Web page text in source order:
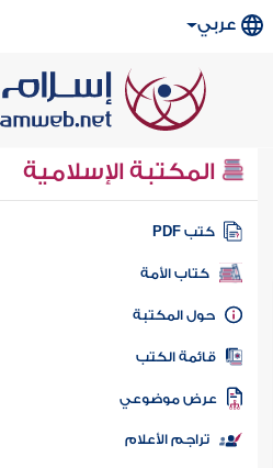
عربي
المكتبة الإسلامية
كتب PDF
كتاب الأمة
المكتبة
الكتب
موضوعي